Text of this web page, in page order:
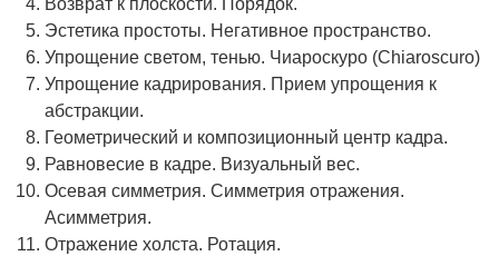
Возврат к плоскости. Порядок.
Эстетика простоты. Негативное пространство.
Упрощение светом, тенью. Чиароскуро (Chiaroscuro)
Упрощение кадрирования. Прием упрощения к
абстракции.
Геометрический и композиционный центр кадра.
Равновесие в кадре. Визуальный вес.
Осевая симметрия. Симметрия отражения.
Асимметрия.
Отражение холста. Ротация.